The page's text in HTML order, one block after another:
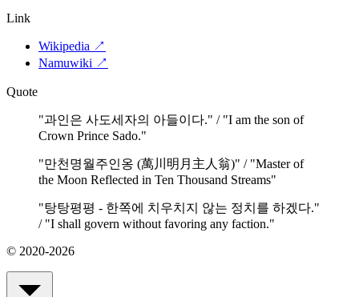
Link
Wikipedia ↗
Namuwiki ↗
Quote
"과인은 사도세자의 아들이다." / "I am the son of
Crown Prince Sado."
"만천명월주인옹 (萬川明月主人翁)" / "Master of
the Moon Reflected in Ten Thousand Streams"
"탕탕평평 - 한쪽에 치우치지 않는 정치를 하겠다."
/ "I shall govern without favoring any faction."
© 2020-2026